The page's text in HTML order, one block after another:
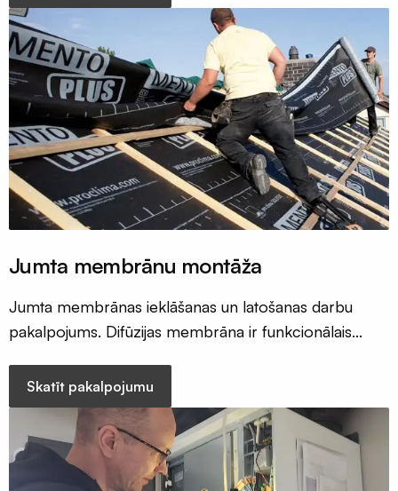
Jumta membrānu montāža
Jumta membrānas ieklāšanas un latošanas darbu
pakalpojums. Difūzijas membrāna ir funkcionālais
fundimentāli svarīga.
Skatīt pakalpojumu
Šuvju
pieslēgumu
lentas
Logu
montāžas
lentas
Hidroizolācijas
lentas
Fasādes
lentas
lentas
EPDM
latojumam
Palīgmateriāli
Montāžu
pieslēgumu